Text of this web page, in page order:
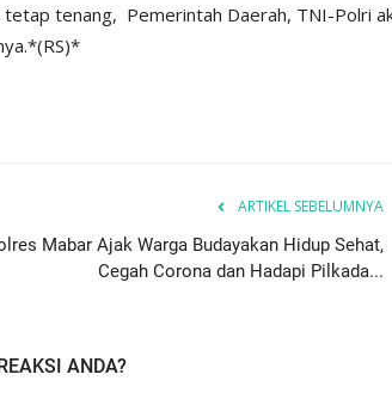
tetap tenang, Pemerintah Daerah, TNI-Polri
ARTIKEL SEBELUMNYA
Mabar Ajak Warga Budayakan Hidup Sehat,
Cegah Corona dan Hadapi Pilkada...
ANDA?